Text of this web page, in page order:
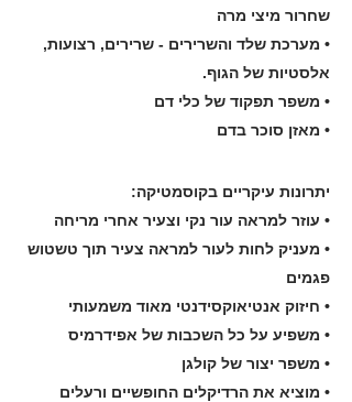
שחרור מיצי מרה
• מערכת שלד והשרירים - שרירים, רצועות,
אלסטיות של הגוף.
• משפר תפקוד של כלי דם
• מאזן סוכר בדם
יתרונות עיקריים בקוסמטיקה:
• עוזר למראה עור נקי וצעיר אחרי מריחה
• מעניק לחות לעור למראה צעיר תוך טשטוש
פגמים
• חיזוק אנטיאוקסידנטי מאוד משמעותי
• משפיע על כל השכבות של אפידרמיס
• משפר יצור של קולגן
• מוציא את הרדיקלים החופשיים ורעלים